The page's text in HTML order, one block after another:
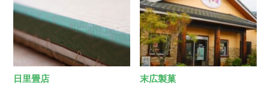
日里畳店 末広製菓